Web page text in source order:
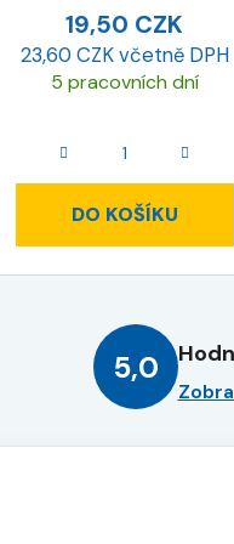
19,50 CZK
23,60 CZK včetně DPH
5 pracovních dní
DO KOŠÍKU
5,0